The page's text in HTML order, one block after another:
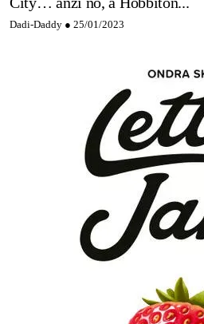
Dadi-Daddy ● 25/01/2023